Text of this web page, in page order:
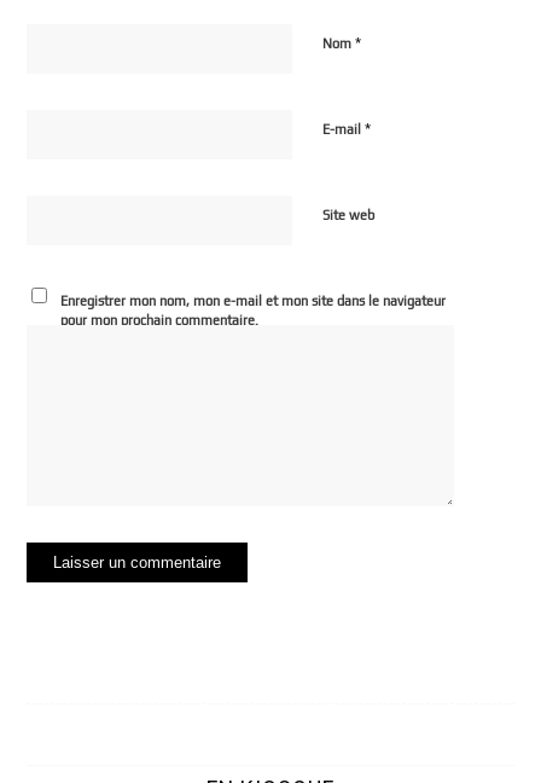
Nom*
E-mail*
Site web
Enregistrer mon nom, mon e-mail et mon site dans le navigateur
pour mon prochain commentaire.